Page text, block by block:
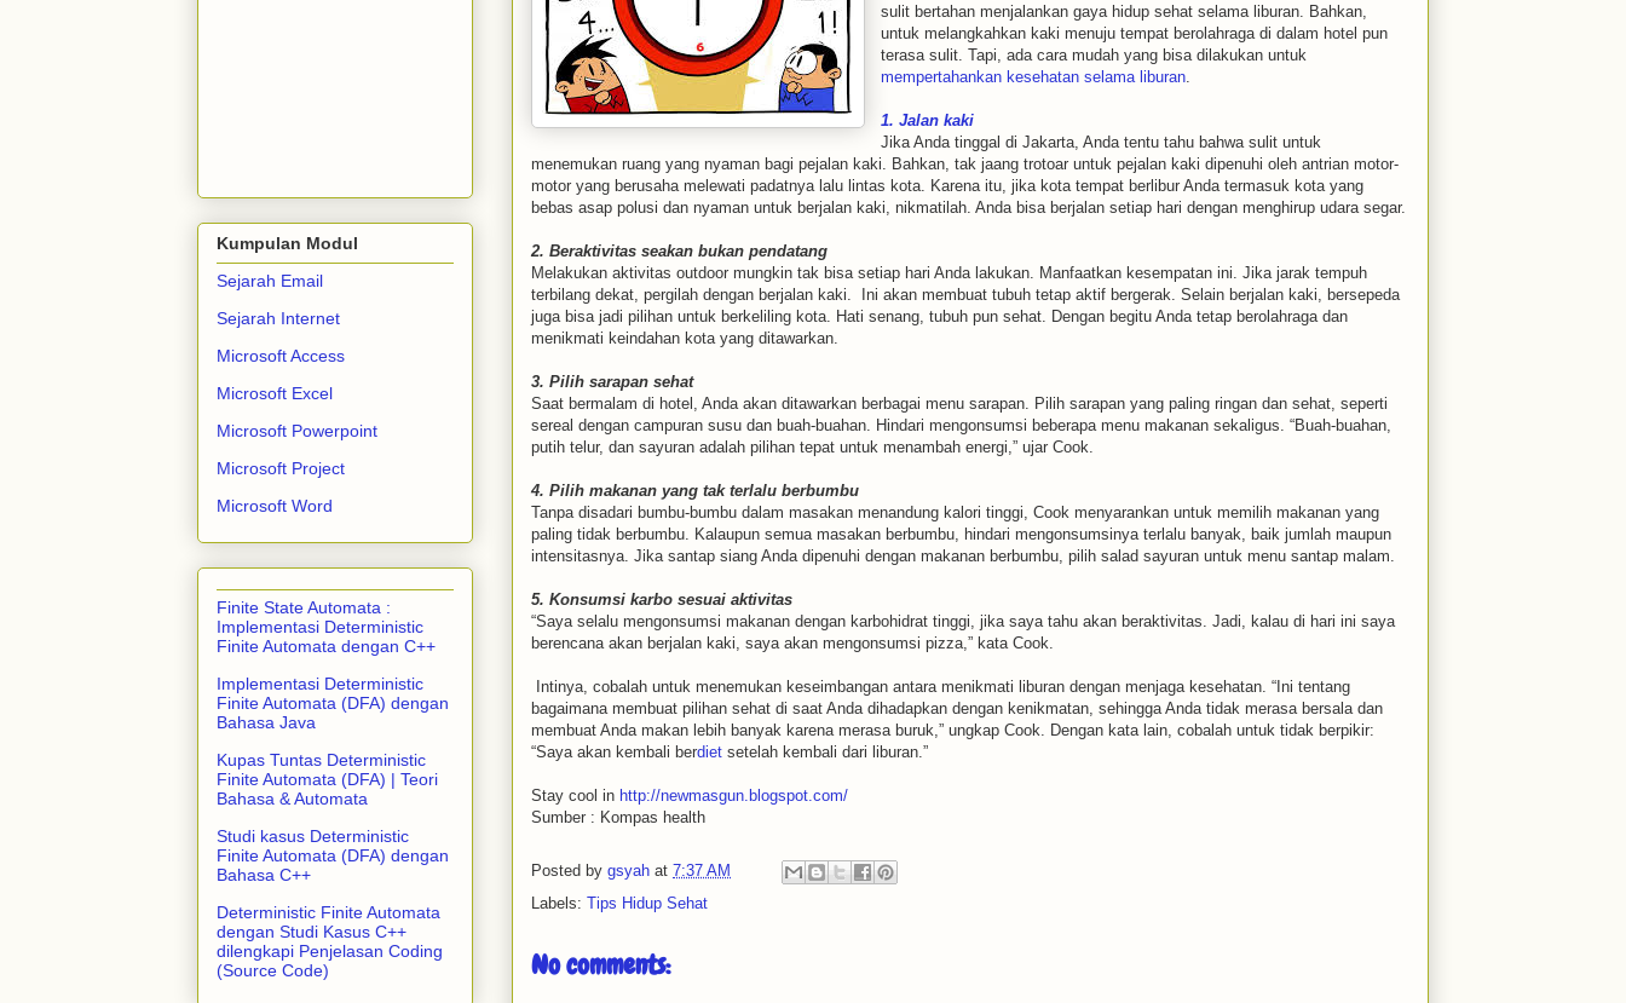
sulit bertahan menjalankan gaya hidup sehat selama liburan. Bahkan,
untuk melangkahkan kaki menuju tempat berolahraga di dalam hotel pun
terasa sulit. Tapi, ada cara mudah yang bisa dilakukan untuk
mempertahankan kesehatan selama liburan
1. Jalan kaki
Jika Anda tinggal di Jakarta, Anda tentu tahu bahwa sulit untuk
menemukan ruang yang nyaman bagi pejalan kaki. Bahkan, tak jaang trotoar untuk pejalan kaki dipenuhi oleh antrian motor-
motor yang berusaha melewati padatnya lalu lintas kota. Karena itu, jika kota tempat berlibur Anda termasuk kota yang
bebas asap polusi dan nyaman untuk berjalan kaki, nikmatilah. Anda bisa berjalan setiap hari dengan menghirup udara segar.
2. Beraktivitas seakan bukan pendatang
Melakukan aktivitas outdoor mungkin tak bisa setiap hari Anda lakukan. Manfaatkan kesempatan ini. Jika jarak tempuh
terbilang dekat, pergilah dengan berjalan kaki. Ini akan membuat tubuh tetap aktif bergerak. Selain berjalan kaki, bersepeda
juga bisa jadi pilihan untuk berkeliling kota. Hati senang, tubuh pun sehat. Dengan begitu Anda tetap berolahraga dan
menikmati keindahan kota yang ditawarkan.
3. Pilih sarapan sehat
Saat bermalam di hotel, Anda akan ditawarkan berbagai menu sarapan. Pilih sarapan yang paling ringan dan sehat, seperti
sereal dengan campuran susu dan buah-buahan. Hindari mengonsumsi beberapa menu makanan sekaligus. “Buah-buahan,
putih telur, dan sayuran adalah pilihan tepat untuk menambah energi,” ujar Cook.
4. Pilih makanan yang tak terlalu berbumbu
Tanpa disadari bumbu-bumbu dalam masakan menandung kalori tinggi, Cook menyarankan untuk memilih makanan yang
paling tidak berbumbu. Kalaupun semua masakan berbumbu, hindari mengonsumsinya terlalu banyak, baik jumlah maupun
intensitasnya. Jika santap siang Anda dipenuhi dengan makanan berbumbu, pilih salad sayuran untuk menu santap malam.
5. Konsumsi karbo sesuai aktivitas
“Saya selalu mengonsumsi makanan dengan karbohidrat tinggi, jika saya tahu akan beraktivitas. Jadi, kalau di hari ini saya
berencana akan berjalan kaki, saya akan mengonsumsi pizza,” kata Cook.
Intinya, cobalah untuk menemukan keseimbangan antara menikmati liburan dengan menjaga kesehatan. “Ini tentang
bagaimana membuat pilihan sehat di saat Anda dihadapkan dengan kenikmatan, sehingga Anda tidak merasa bersala dan
membuat Anda makan lebih banyak karena merasa buruk,” ungkap Cook. Dengan kata lain, cobalah untuk tidak berpikir:
“Saya akan kembali berdiet setelah kembali dari liburan.”
Stay cool in http://newmasgun.blogspot.com/
Sumber : Kompas health
Posted by gsyah at 7:37 AM
Labels: Tips Hidup Sehat
No comments:
Kumpulan Modul
Sejarah Email
Sejarah Internet
Microsoft Access
Microsoft Excel
Microsoft Powerpoint
Microsoft Project
Microsoft Word
Finite State Automata :
Implementasi Deterministic
Finite Automata dengan C++
Implementasi Deterministic
Finite Automata (DFA) dengan
Bahasa Java
Kupas Tuntas Deterministic
Finite Automata (DFA) | Teori
Bahasa & Automata
Studi kasus Deterministic
Finite Automata (DFA) dengan
Bahasa C++
Deterministic Finite Automata
dengan Studi Kasus C++
dilengkapi Penjelasan Coding
(Source Code)